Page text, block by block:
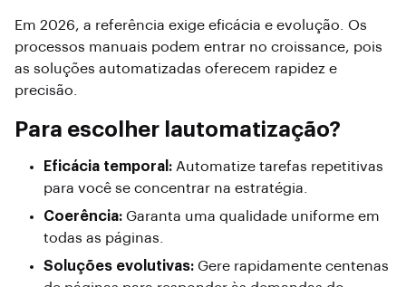
Em 2026, a referência exige eficácia e evolução. Os
processos manuais podem entrar no croissance, pois
as soluções automatizadas oferecem rapidez e
precisão.
Para escolher lautomatização?
Eficácia temporal: Automatize tarefas repetitivas
para você se concentrar na estratégia.
Coerência: Garanta uma qualidade uniforme em
todas as páginas.
Soluções evolutivas: Gere rapidamente centenas